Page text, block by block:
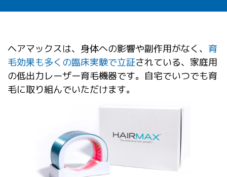
ヘアマックスは、身体への影響や副作用がなく、 育
毛効果も多くの臨床実験で立証されている、家庭用
の低出力レーザー育毛機器です。自宅でいつでも育
毛に取り組んでいただけます。